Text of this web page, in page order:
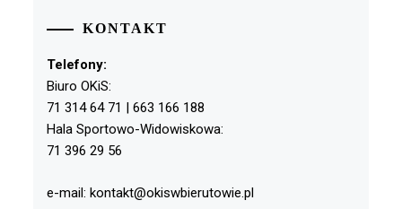
KONTAKT
Telefony:
Biuro OKiS:
71 314 64 71 | 663 166 188
Hala Sportowo-Widowiskowa:
71 396 29 56
e-mail: kontakt@okiswbierutowie.pl